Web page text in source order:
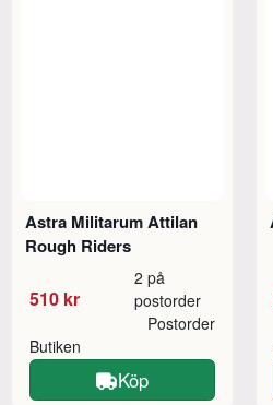
Astra Militarum Attilan
Rough Riders
510 kr
2 på
postorder
Butiken
Postorder
Köp